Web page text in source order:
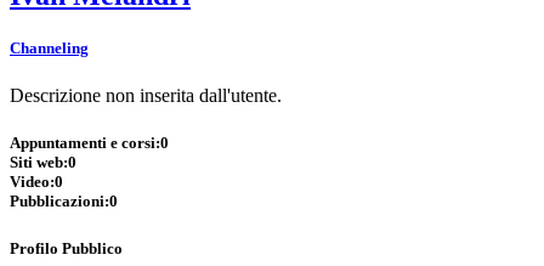
Channeling
Descrizione non inserita dall'utente.
Appuntamenti e corsi:0
Siti web:0
Video:0
Pubblicazioni:0
Profilo Pubblico